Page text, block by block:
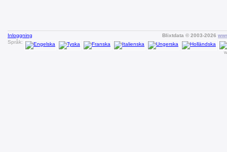
Inloggning
Språk:
Blixtdata © 2003-2026